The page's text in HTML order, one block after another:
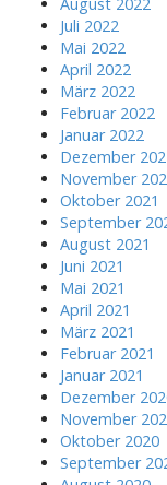
Juli 2022
Mai 2022
April 2022
März 2022
Februar 2022
Januar 2022
Dezember
November
Oktober 2021
September
August 2021
Juni 2021
Mai 2021
April 2021
März 2021
Februar 2021
Januar 2021
Dezember
November
Oktober 2020
September